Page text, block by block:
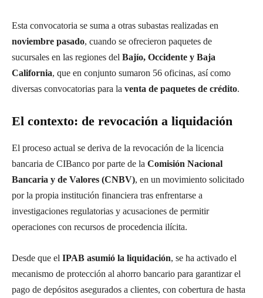
Esta convocatoria se suma a otras subastas realizadas en
noviembre pasado, cuando se ofrecieron paquetes de
sucursales en las regiones del Bajío, Occidente y Baja
California, que en conjunto sumaron 56 oficinas, así como
diversas convocatorias para la venta de paquetes de crédito.
El contexto: de revocación a liquidación
El proceso actual se deriva de la revocación de la licencia
bancaria de CIBanco por parte de la Comisión Nacional
Bancaria y de Valores (CNBV), en un movimiento solicitado
por la propia institución financiera tras enfrentarse a
investigaciones regulatorias y acusaciones de permitir
operaciones con recursos de procedencia ilícita.
Desde que el IPAB asumió la liquidación, se ha activado el
mecanismo de protección al ahorro bancario para garantizar el
pago de depósitos asegurados a clientes, con cobertura de hasta